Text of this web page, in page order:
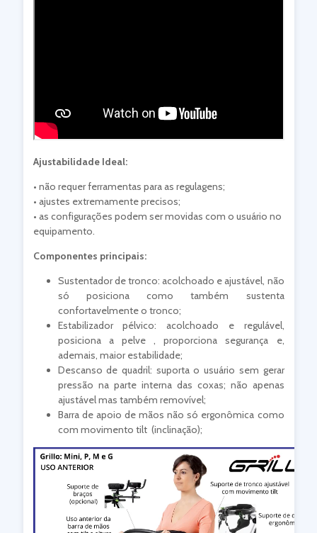
Ajustabilidade Ideal:
• não requer ferramentas para as regulagens;
• ajustes extremamente precisos;
• as configurações podem ser movidas com o usuário no
equipamento.
Componentes principais:
Sustentador de tronco: acolchoado e ajustável, não
só posiciona como também sustenta
confortavelmente o tronco;
Estabilizador pélvico: acolchoado e regulável,
posiciona a pelve , proporciona segurança e,
ademais, maior estabilidade;
Descanso de quadril: suporta o usuário sem gerar
pressão na parte interna das coxas; não apenas
ajustável mas também removível;
Barra de apoio de mãos não só ergonômica como
com movimento tilt (inclinação);